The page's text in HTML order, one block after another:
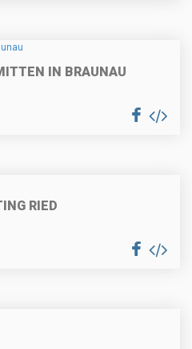
IN BRAUNAU
RIED